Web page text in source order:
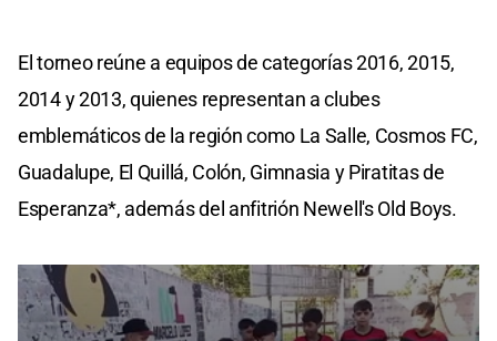
El torneo reúne a equipos de categorías 2016, 2015,
2014 y 2013, quienes representan a clubes
emblemáticos de la región como La Salle, Cosmos FC,
Guadalupe, El Quillá, Colón, Gimnasia y Piratitas de
Esperanza*, además del anfitrión Newell's Old Boys.